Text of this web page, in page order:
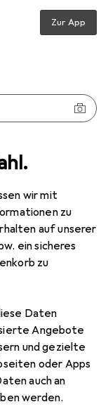
wir mit
zu
auf unserer
ein sicheres
zu
Daten
Angebote
und gezielte
oder Apps
auch an
werden.
Zur App
Full-Cover 3D
Cover
Dipos